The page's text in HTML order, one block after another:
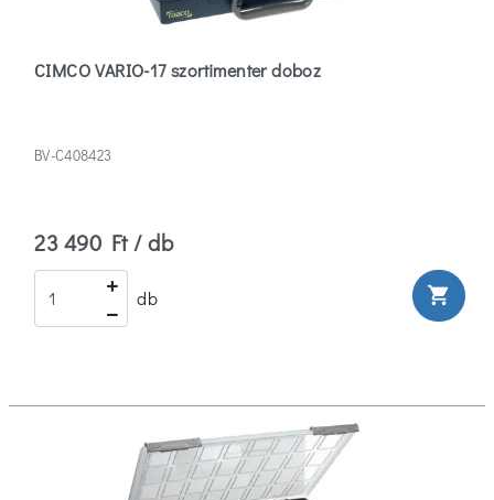
CIMCO VARIO-17 szortimenter doboz
BV-C408423
23 490 Ft / db
db shopping_cart